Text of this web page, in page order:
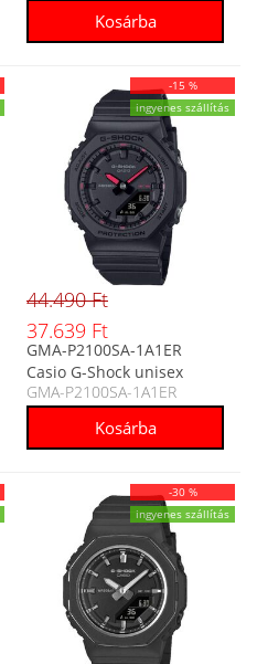
-15 %
ingyenes szállítás
44.490 Ft
37.639 Ft
GMA-P2100SA-1A1ER
Casio G-Shock unisex
analóg-digitális karóra
GMA-P2100SA-1A1ER
-30 %
ingyenes szállítás